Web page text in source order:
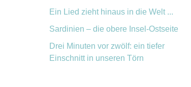
Ein Lied zieht hinaus in die Welt ...
Sardinien – die obere Insel-Ostseite
Drei Minuten vor zwölf: ein tiefer
Einschnitt in unseren Törn